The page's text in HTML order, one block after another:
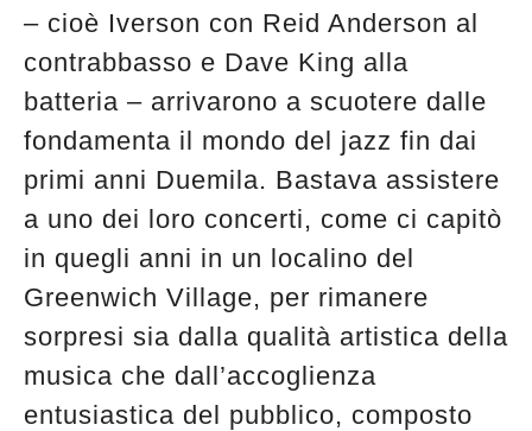
– cioè Iverson con Reid Anderson al
contrabbasso e Dave King alla
batteria – arrivarono a scuotere dalle
fondamenta il mondo del jazz fin dai
primi anni Duemila. Bastava assistere
a uno dei loro concerti, come ci capitò
in quegli anni in un localino del
Greenwich Village, per rimanere
sorpresi sia dalla qualità artistica della
musica che dall’accoglienza
entusiastica del pubblico, composto